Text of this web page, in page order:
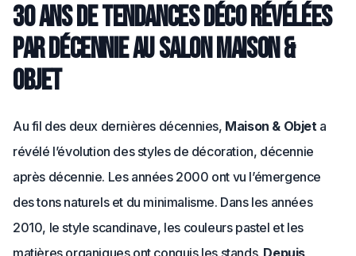
30 ans de tendances déco révélées
par décennie au salon Maison &
Objet
Au fil des deux dernières décennies, Maison & Objeta
révélé l’évolution des styles de décoration, décennie
après décennie. Les années 2000 ont vu l’émergence
des tons naturels et du minimalisme. Dans les années
2010, le style scandinave, les couleurs pastel et les
matières organiques ont conquis les stands. Depuis